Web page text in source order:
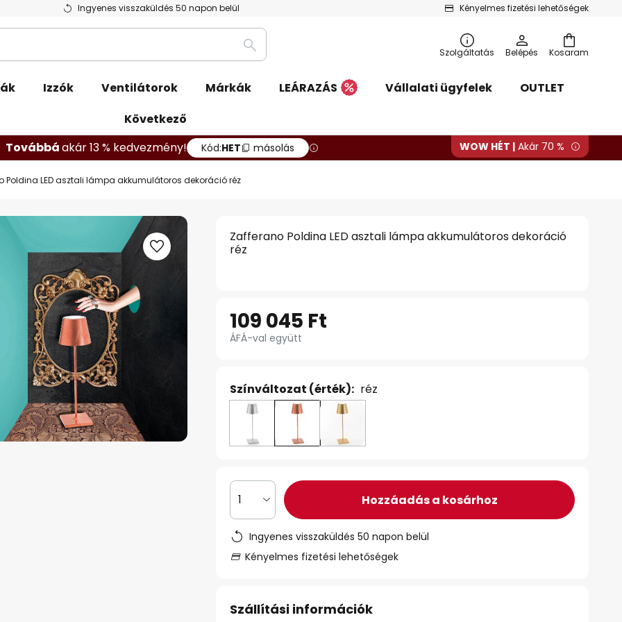
Ingyenes visszaküldés 50 napon belül Kényelmes fizetési lehetőségek
Kosaram
Keresés
Szolgáltatás Belépés
Izzók Ventilátorok Márkák LEÁRAZÁS Vállalati ügyfelek
OUTLET
Következő
Továbbáakár 13 % kedvezmény! Kód:HET másolás WOW HÉT | Akár 70 %
Poldina LED asztali lámpa akkumulátoros dekoráció réz
Zafferano Poldina LED asztali lámpa akkumulátoros dekoráció
réz
109 045 Ft
ÁFÁ-val együtt
Színváltozat (érték): réz
1 Hozzáadás a kosárhoz
Ingyenes visszaküldés 50 napon belül
Kényelmes fizetési lehetőségek
Szállítási információk